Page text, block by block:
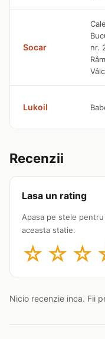
Socar
nr.
Lukoil
Recenzii
Lasa un rating
Apasa pe stele
aceasta statie.
☆ ☆ ☆
Nicio recenzie inca. Fii